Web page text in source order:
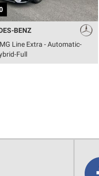
204Cv mHEV+ S tronic quattro
edition